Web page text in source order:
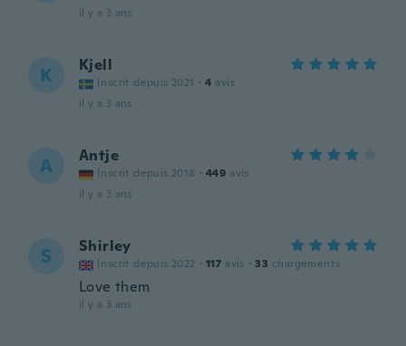
il y a 3 ans
K Kjell
Inscrit depuis 2021 · 4 avis
il y a 3 ans
A Antje
Inscrit depuis 2018 · 449 avis
il y a 3 ans
S Shirley
Inscrit depuis 2022 · 117 avis · 33 chargements
Love them
il y a 3 ans